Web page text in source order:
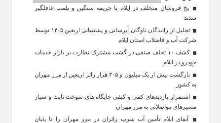
یخ‌ فروشان متخلف در ایلام با جریمه سنگین و پلمب غافلگیر
شدند
تجلیل از رانندگان ناوگان آبرسانی و پشتیبانی اربعین ۱۴۰۵ توسط
شرکت آب و فاضلاب استان ایلام
کشف ۱۰ تخلف صنفی در گشت مشترک نظارت بر بازار خدمات
خودرو در ایلام
بازگشت بیش از یک میلیون و ۳۰۵ هزار زائر اربعین از مرز مهران
به کشور
استمرار بازدیدهای کمی و کیفی جایگاه‌ های سوخت ثابت و سیار
مسیرهای مواصلاتی به مرز مهران
آبفای ایلام تأمین آب شرب زائران در مرز مهران را تا پایان